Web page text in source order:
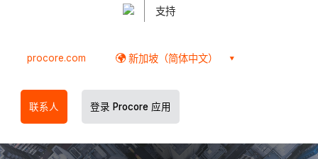
支持
procore.com 新加坡（简体中文）
联系人 登录 Procore 应用